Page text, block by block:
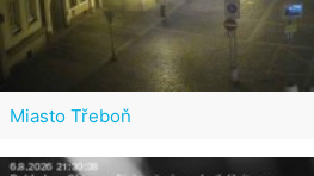
Miasto Třeboň